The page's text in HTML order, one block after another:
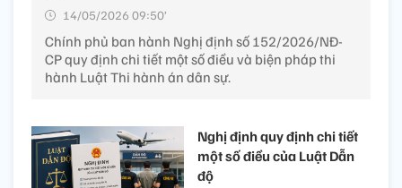
14/05/2026 09:50’
Chính phủ ban hành Nghị định số 152/2026/NĐ-
CP quy định chi tiết một số điều và biện pháp thi
hành Luật Thi hành án dân sự.
Nghị định quy định chi tiết
một số điều của Luật Dẫn
độ